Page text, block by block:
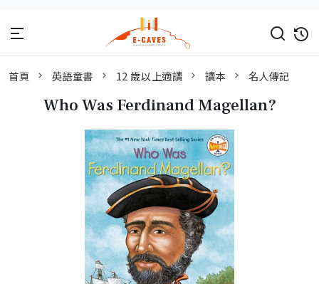
首頁 英語童書 12 歲以上適讀 讀本 名人傳記
Who Was Ferdinand Magellan?